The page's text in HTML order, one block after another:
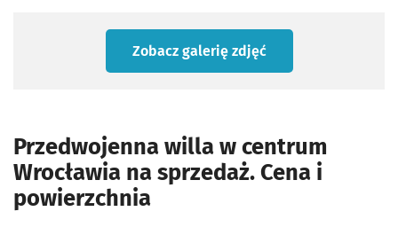
Zobacz galerię zdjęć
Przedwojenna willa w centrum
Wrocławia na sprzedaż. Cena i
powierzchnia